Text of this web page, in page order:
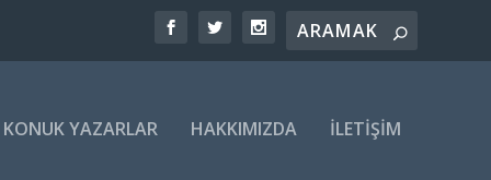
KONUK YAZARLAR HAKKIMIZDA İLETIŞIM